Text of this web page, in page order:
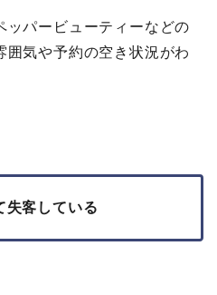
ッパービューティーなどの
囲気や予約の空き状況がわ
失客している